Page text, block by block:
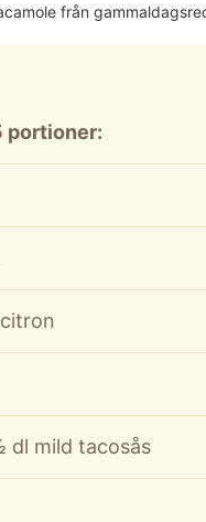
från
portioner:
dl mild tacosås